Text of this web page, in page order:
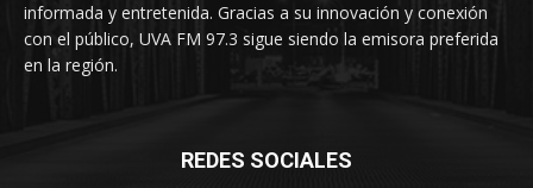
informada y entretenida. Gracias a su innovación y conexión
con el público, UVA FM 97.3 sigue siendo la emisora preferida
en la región.
REDES SOCIALES